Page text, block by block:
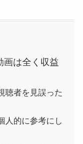
画は全く収益
聴者を見誤った
人的に参考にし